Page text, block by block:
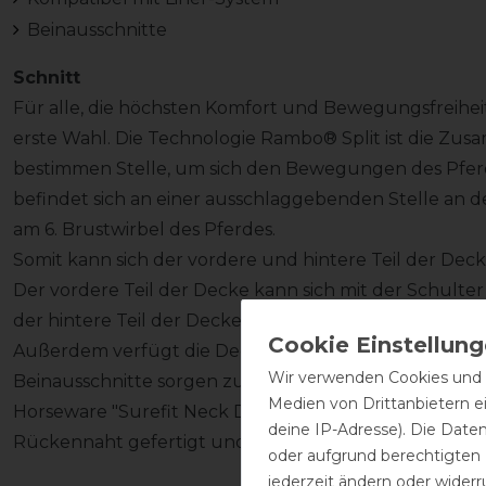
Beinausschnitte
Schnitt
Für alle, die höchsten Komfort und
erste Wahl. Die Technologie Rambo® Split ist die
bestimmen Stelle, um sich den Bewegungen des
befindet sich an einer ausschlaggebenden Stelle an
am 6. Brustwirbel des Pferdes.
Somit kann sich der vordere und hintere Teil der
Der vordere Teil der Decke kann sich mit der
der hintere Teil der Decke fest in Position bleibt.
Außerdem verfügt die Decke über die patentierten
Beinausschnitte sorgen zusätzlich für gute
Horseware "Surefit Neck Design" sorgt für optimalen
Rückennaht gefertigt und hat einen langen
Wir verwenden Cookies
Medien von Drittanbietern
deine IP-Adresse). Die
oder aufgrund berechtigten
jederzeit ändern oder